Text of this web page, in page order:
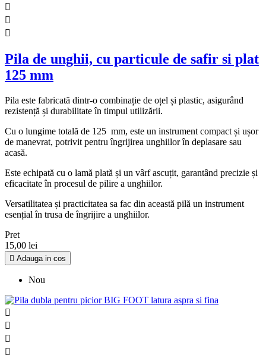



Pila de unghii, cu particule de safir si plat
125 mm
Pila este fabricată dintr-o combinație de oțel și plastic, asigurând
rezistență și durabilitate în timpul utilizării.
Cu o lungime totală de 125 mm, este un instrument compact și ușor
de manevrat, potrivit pentru îngrijirea unghiilor în deplasare sau
acasă.
Este echipată cu o lamă plată și un vârf ascuțit, garantând precizie și
eficacitate în procesul de pilire a unghiilor.
Versatilitatea și practicitatea sa fac din această pilă un instrument
esențial în trusa de îngrijire a unghiilor.
Pret
15,00 lei
 Adauga in cos
Nou



